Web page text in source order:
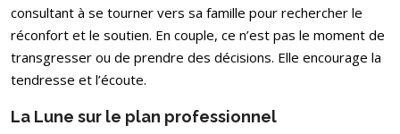
consultant à se tourner vers sa famille pour rechercher le
réconfort et le soutien. En couple, ce n’est pas le moment de
transgresser ou de prendre des décisions. Elle encourage la
tendresse et l’écoute.
La Lune sur le plan professionnel